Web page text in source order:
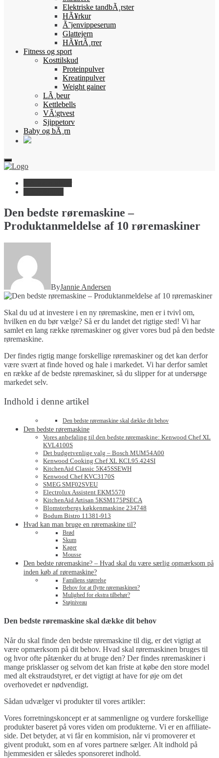
Elektriske tandbÃ¸rster
HÃ¥rkur
Ã˜jenvippeserum
Glattejern
HÃ¥rtÃ¸rrer
Fitness og sport
Kosttilskud
Proteinpulver
Kreatinpulver
Weight gainer
LÃ¸beur
Kettlebells
VÃ¦gtvest
Sjippetorv
Baby og bÃ¸rn
Den bedste røremaskine –
Produktanmeldelse af 10 røremaskiner
ByJannie Andersen
Skal du ud at investere i en ny røremaskine, men er i tvivl om,
hvilken en du bør vælge? Så er du landet det rigtige sted! Vi har
samlet en lang række røremaskiner og giver vores bud på den bedste
røremaskine.
Der findes rigtig mange forskellige røremaskiner og det kan derfor
være svært at finde hoved og hale i markedet. Vi har derfor samlet
en række af de bedste røremaskiner, så du slipper for at undersøge
markedet selv.
Indhold i denne artikel
Den bedste røremaskine skal dække dit behov
Den bedste røremaskine
Vores anbefaling til den bedste røremaskine: Kenwood Chef XL
KVL4100S
Det budgetvenlige valg – Bosch MUM54A00
Kenwood Cooking Chef XL KCL95.424SI
KitchenAid Classic 5K45SSEWH
Kenwood Chef KVC3170S
SMEG SMF02SVEU
Electrolux Assistent EKM5570
KitchenAid Artisan 5KSM175PSECA
Blomsterbergs køkkenmaskine 234748
Bodum Bistro 11381-913
Hvad kan man bruge en røremaskine til?
Brød
Skum
Kager
Mousse
Den bedste røremaskine? – Hvad skal du være særlig opmærksom på
inden køb af røremaskine?
Familiens størrelse
Behov for at flytte røremaskinen?
Mulighed for ekstra tilbehør?
Støjniveau
Den bedste røremaskine skal dække dit behov
Når du skal finde den bedste røremaskine til dig, er det vigtigt at
være opmærksom på dit behov. Hvad skal røremaskinen bruges til
og hvor ofte påtænker du at bruge den? Der findes røremaskiner i
mange prisklasser og selvom det kan friste at købe den store model
med alt ekstraudstyret, er det vigtigt at have for øje om det
overhovedet er nødvendigt.
Sådan udvælger vi produkter til vores artikler:
Vores forretningskoncept er at sammenligne og vurdere forskellige
produkter baseret på vores viden om produkterne. Vi er en affiliate-
side. Det betyder, at vi får en kommision, når vi promoverer et
givent produkt, som en af vores partnere sælger. Alt indhold på
hjemmesiden er således sponsoreret indhold.